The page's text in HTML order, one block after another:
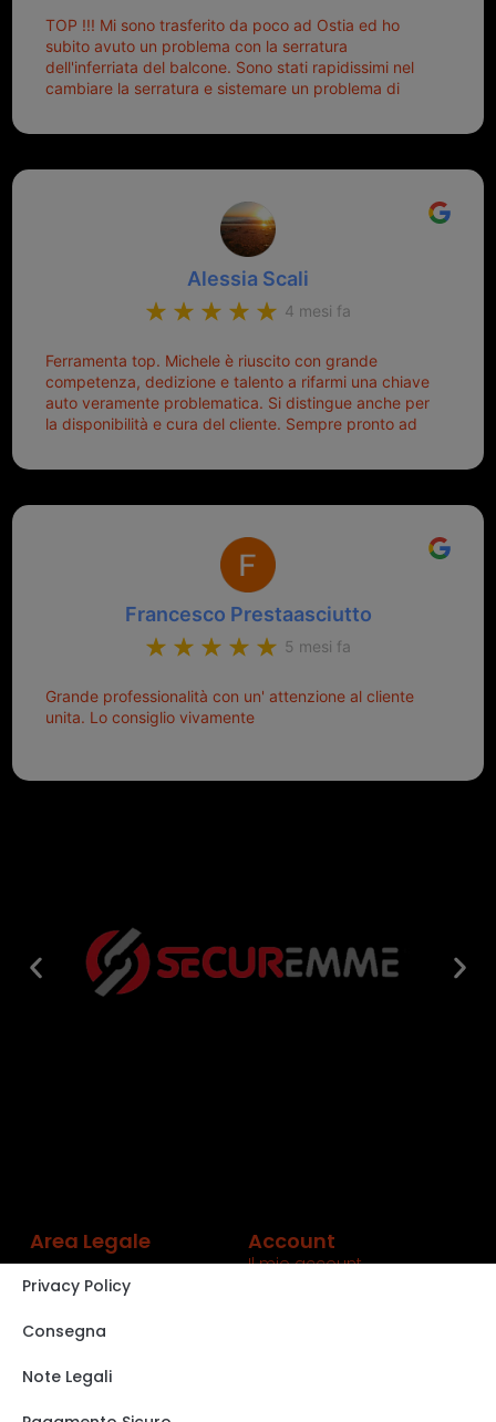
tutti i tipi. Adesso che ho la mia fiammante chiave
nuova (solo la chiave, perché la macchina è rimasta
quella di prima), ogni volta che salgo in macchina, il
mio pensiero va subito a Michele perché non dover
mette di buon umore, e ti fa cominciare bene la
lo consiglio a chiunque debba duplicare una chiave
TOP !!! Mi sono trasferito da poco ad Ostia ed ho
subito avuto un problema con la serratura
dell'inferriata del balcone. Sono stati rapidissimi nel
cambiare la serratura e sistemare un problema di
onesto evitando spese ben più esose. Competenti,
un punto di riferimento per situazioni di questo tipo
Alessia Scali
4 mesi fa
Ferramenta top. Michele è riuscito con grande
competenza, dedizione e talento a rifarmi una chiave
auto veramente problematica. Si distingue anche per
la disponibilità e cura del cliente. Sempre pronto ad
Francesco Prestaasciutto
5 mesi fa
Grande professionalità con un' attenzione al cliente
unita. Lo consiglio vivamente
Area Legale
Privacy Policy
Consegna
Note Legali
Account
Il mio account
VISITA IL NOSTRO